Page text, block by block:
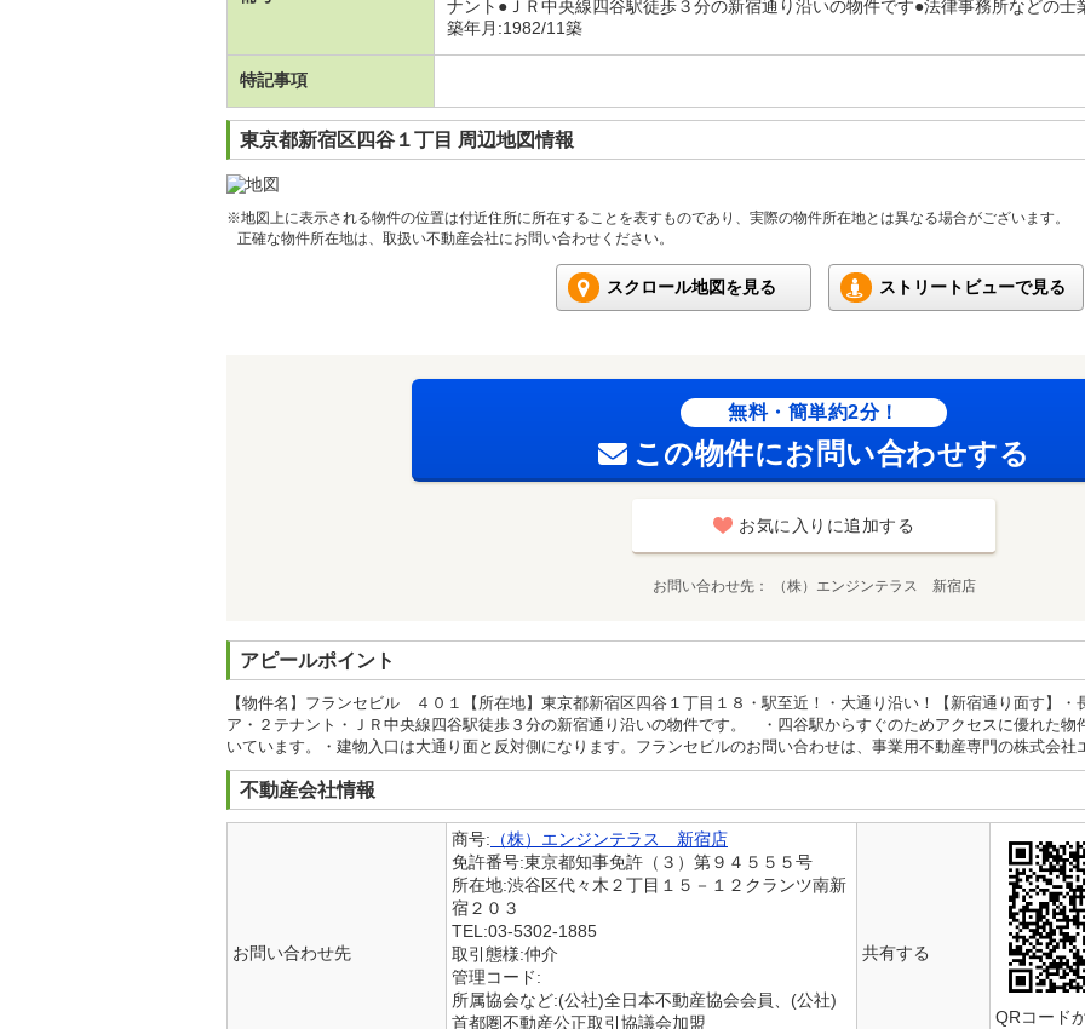
ナント●ＪＲ中央線四谷駅徒歩３分の新宿通り沿いの物件です●法律事務所などの士
築年月:1982/11築
特記事項
東京都新宿区四谷１丁目 周辺地図情報
※地図上に表示される物件の位置は付近住所に所在することを表すものであり、実際の物件所在地とは異なる場合がございます。
正確な物件所在地は、取扱い不動産会社にお問い合わせください。
スクロール地図を見る ストリートビューで見る
無料・簡単約2分！
この物件にお問い合わせする
お気に入りに追加する
お問い合わせ先 （株）エンジンテラス 新宿店
アピールポイント
【物件名】フランセビル ４０１【所在地】東京都新宿区四谷１丁目１８・駅至近！・大通り沿い！【新宿通り面す】・
ア・２テナント・ＪＲ中央線四谷駅徒歩３分の新宿通り沿いの物件です。 ・四谷駅からすぐのためアクセスに優れた物
いています。・建物入口は大通り面と反対側になります。フランセビルのお問い合わせは、事業用不動産専門の株式会社
不動産会社情報
お問い合わせ先
商号: （株）エンジンテラス 新宿店
免許番号:東京都知事免許（３）第９４５５５号
所在地:渋谷区代々木２丁目１５－１２クランツ南新
宿２０３
TEL:03-5302-1885
取引態様:仲介
管理コード:
所属協会など:(公社)全日本不動産協会会員、(公社)
首都圏不動産公正取引協議会加盟
共有する
QRコード